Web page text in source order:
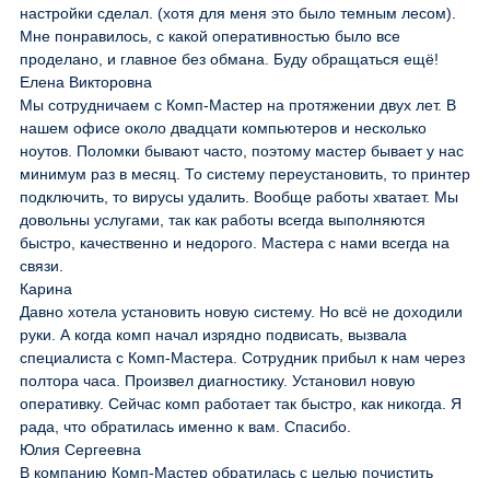
настройки сделал. (хотя для меня это было темным лесом).
Мне понравилось, с какой оперативностью было все
проделано, и главное без обмана. Буду обращаться ещё!
Елена Викторовна
Мы сотрудничаем с Комп-Мастер на протяжении двух лет. В
нашем офисе около двадцати компьютеров и несколько
ноутов. Поломки бывают часто, поэтому мастер бывает у нас
минимум раз в месяц. То систему переустановить, то принтер
подключить, то вирусы удалить. Вообще работы хватает. Мы
довольны услугами, так как работы всегда выполняются
быстро, качественно и недорого. Мастера с нами всегда на
связи.
Карина
Давно хотела установить новую систему. Но всё не доходили
руки. А когда комп начал изрядно подвисать, вызвала
специалиста с Комп-Мастера. Сотрудник прибыл к нам через
полтора часа. Произвел диагностику. Установил новую
оперативку. Сейчас комп работает так быстро, как никогда. Я
рада, что обратилась именно к вам. Спасибо.
Юлия Сергеевна
В компанию Комп-Мастер обратилась с целью почистить